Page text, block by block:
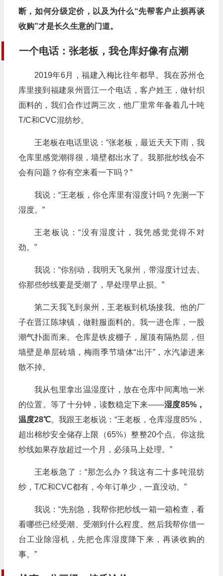
断，如何分级定价，以及为什么“先帮客户止损再谈
收购”才是长久生意的门道。
一个电话：张老板，我仓库好像有点潮
2019年6月，福建入梅比往年都早。我在苏州仓
库里接到福建泉州晋江一个电话，客户姓王，做针织
面料的，我们合作过两三次，他厂里常年备着几十吨
T/C和CVC混纺纱。
王老板在电话里说：“张老板，最近天天下雨，我
仓库里感觉潮得很，墙壁都出水了。我那批纱线会不
会有问题？你有空来看一下吗？”
我说：“王老板，你仓库里有湿度计吗？先测一下
湿度。”
王老板说：“没有湿度计，我凭感觉觉得不对
劲。”
我说：“你别动，我明天飞泉州，带湿度计过去。
你那些纱线要是受潮了，早处理早止损。”
第二天我飞到泉州，王老板到机场接我。他的厂
子在晋江陈埭镇，做鞋服面料的。我一进仓库，一股
潮气扑面而来。仓库是铁皮棚子，屋顶有隔热层，但
墙壁是单层砖墙，梅雨季节墙体“出汗”，水汽渗进来
散不掉。
我从包里拿出温湿度计，放在仓库中间离地一米
的位置。等了十分钟，读数稳定下来——湿度85%，
温度28℃。我跟王老板说：“王老板，仓库湿度85%，
超出棉纱安全储存上限（65%）整整20个点。你这批
纱线如果存放超过一个月，必须马上处理。”
王老板急了：“那怎么办？我这有二十多吨混纺
纱，T/C和CVC都有，今年订单少，一直没动。”
我说：“先别急，我帮你把纱线一箱一箱检查，看
看哪些已经受潮、受潮到什么程度。然后我帮你借一
台工业除湿机，先把仓库湿度降下来，再谈收购的
事。”